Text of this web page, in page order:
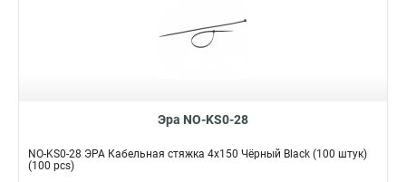
Эра NO-KS0-28
NO-KS0-28 ЭРА Кабельная стяжка 4х150 Чёрный Black (100 штук)
(100 pcs)